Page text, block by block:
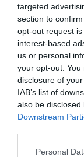
targeted
section to
opt-out request
interest-based
us or personal
your opt-out.
disclosure of
IAB’s list of
also be
Downstream
Please note that
Personal